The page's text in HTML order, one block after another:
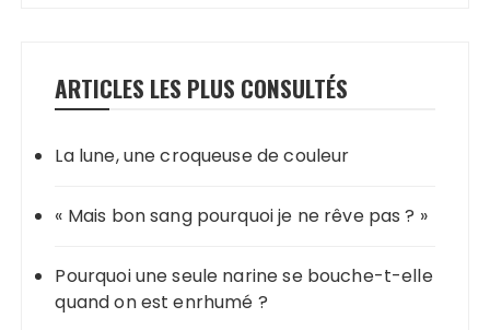
ARTICLES LES PLUS CONSULTÉS
La lune, une croqueuse de couleur
« Mais bon sang pourquoi je ne rêve pas ? »
Pourquoi une seule narine se bouche-t-elle
quand on est enrhumé ?